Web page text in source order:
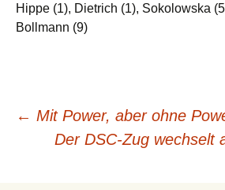
Hippe (1), Dietrich (1), Sokolowska
Bollmann (9)
Beitragsnavigation
← Mit Power, aber ohne
Der DSC-Zug wechselt